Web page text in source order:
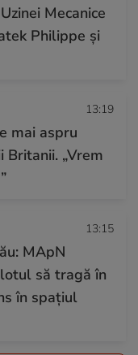
Mecanice
Philippe și
13:19
mai aspru
„Vrem
13:15
MApN
să tragă în
în spațiul